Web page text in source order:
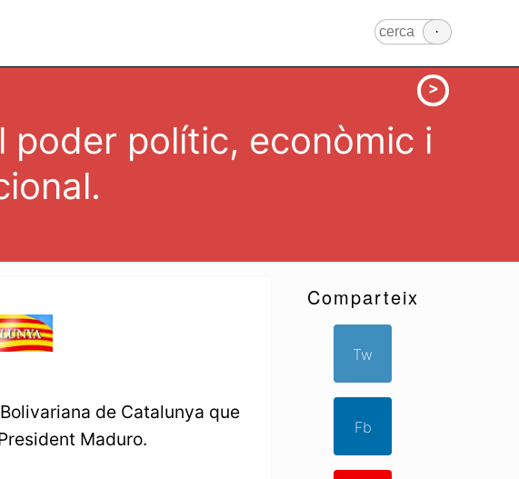
poder polític, econòmic i
de Catalunya que
Maduro.
Comparteix
Tw
Fb